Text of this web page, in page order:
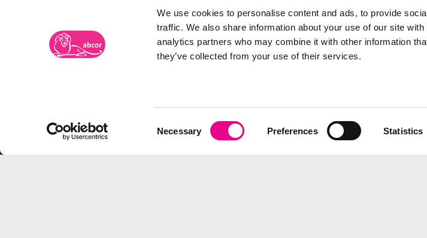
We use cookies to personalise content and ads, to provide
traffic. We also share information about your use of our site
analytics partners who may combine it with other information
they’ve collected from your use of their services.
Selection
Necessary Preferences Statistics
2301 CC LEIDEN
5038 CH TILBURG